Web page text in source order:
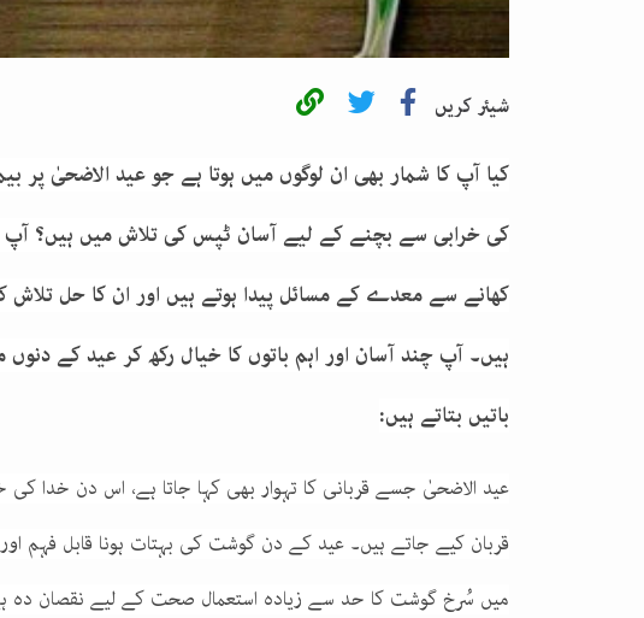
شیئر کریں
کیا آپ کا شمار بھی ان لوگوں میں ہوتا ہے جو عید الاضحیٰ پر
کی خرابی سے بچنے کے لیے آسان ٹپس کی تلاش میں ہیں؟ آپ
کھانے سے معدے کے مسائل پیدا ہوتے ہیں اور ان کا حل تلاش
ہیں۔ آپ چند آسان اور اہم باتوں کا خیال رکھ کر عید کے
باتیں بتاتے ہیں:
عید الاضحیٰ جسے قربانی کا تہوار بھی کہا جاتا ہے، اس دن خدا
قربان کیے جاتے ہیں۔ عید کے دن گوشت کی بہتات ہونا قابل فہم
میں سُرخ گوشت کا حد سے زیادہ استعمال صحت کے لیے نقصان